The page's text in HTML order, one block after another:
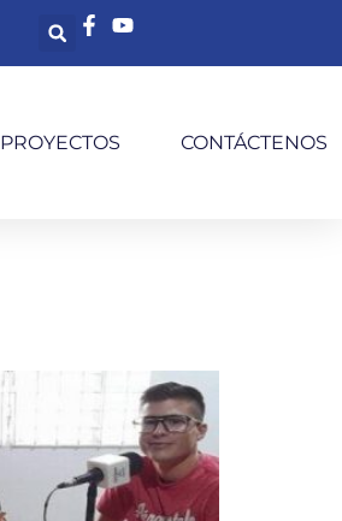
PROYECTOS CONTÁCTENOS